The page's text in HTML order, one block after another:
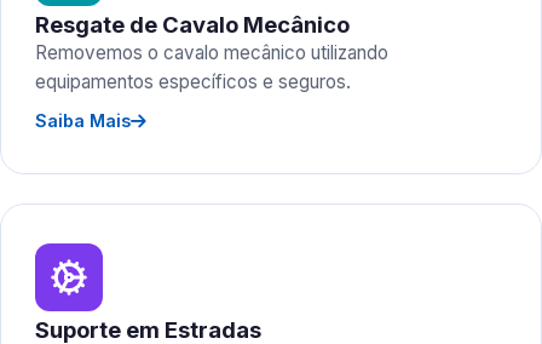
Resgate de Cavalo Mecânico
Removemos o cavalo mecânico utilizando
equipamentos específicos e seguros.
Saiba Mais
Suporte em Estradas